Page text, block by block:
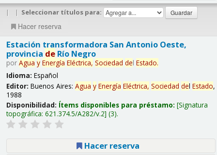
| | Seleccionar títulos para:
Hacer reserva
Estación transformadora San Antonio Oeste,
provincia deRío Negro
por Agua y Energía Eléctrica, Sociedad del Estado.
Idioma: Español
Editor: Buenos Aires: Agua y Energía Eléctrica, Sociedad del Estado,
1988
Disponibilidad: Ítems disponibles para préstamo: Signatura
topográfica: 621.374.5/A282/v.2 (3).
Hacer reserva